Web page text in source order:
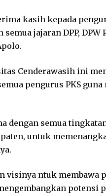
kasih kepada
jajaran DPP, DPW
Cenderawasih ini
pengurus PKS
dengan semua
untuk
visinya ntuk membawa